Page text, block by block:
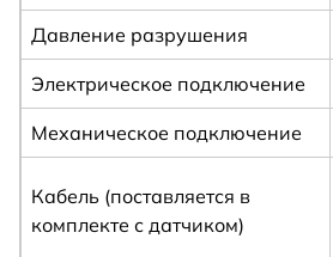
Давление разрушения
Электрическое подключение
Механическое подключение
Кабель (поставляется в
комплекте с датчиком)